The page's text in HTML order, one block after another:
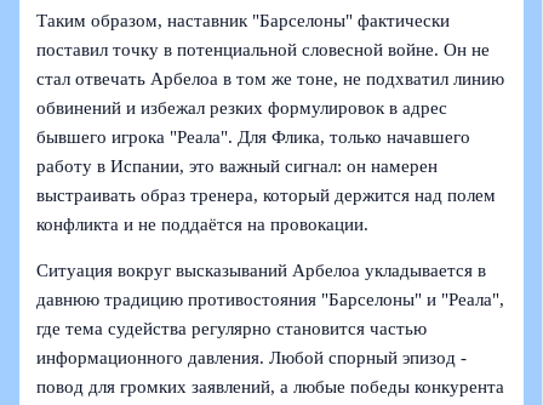
Таким образом, наставник "Барселоны" фактически
поставил точку в потенциальной словесной войне. Он не
стал отвечать Арбелоа в том же тоне, не подхватил линию
обвинений и избежал резких формулировок в адрес
бывшего игрока "Реала". Для Флика, только начавшего
работу в Испании, это важный сигнал: он намерен
выстраивать образ тренера, который держится над полем
конфликта и не поддаётся на провокации.
Ситуация вокруг высказываний Арбелоа укладывается в
давнюю традицию противостояния "Барселоны" и "Реала",
где тема судейства регулярно становится частью
информационного давления. Любой спорный эпизод -
повод для громких заявлений, а любые победы конкурента